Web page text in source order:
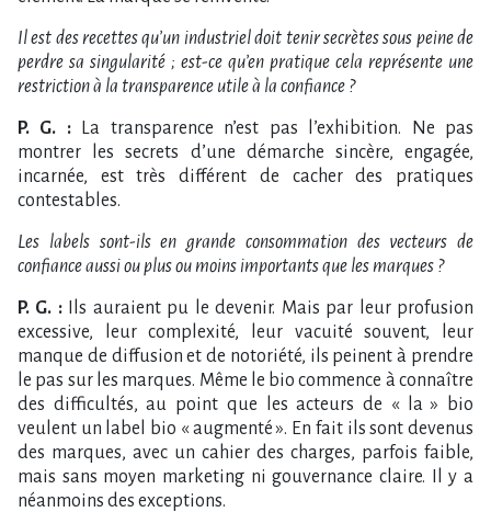
Il est des recettes qu’un industriel doit tenir secrètes sous peine de
perdre sa singularité ; est-ce qu’en pratique cela représente une
restriction à la transparence utile à la confiance ?
P. G. :
La transparence n’est pas l’exhibition. Ne pas
montrer les secrets d’une démarche sincère, engagée,
incarnée, est très différent de cacher des pratiques
contestables.
Les labels sont-ils en grande consommation des vecteurs de
confiance aussi ou plus ou moins importants que les marques ?
P. G. :
Ils auraient pu le devenir. Mais par leur profusion
excessive, leur complexité, leur vacuité souvent, leur
manque de diffusion et de notoriété, ils peinent à prendre
le pas sur les marques. Même le bio commence à connaître
des difficultés, au point que les acteurs de « la » bio
veulent un label bio « augmenté ». En fait ils sont devenus
des marques, avec un cahier des charges, parfois faible,
mais sans moyen marketing ni gouvernance claire. Il y a
néanmoins des exceptions.